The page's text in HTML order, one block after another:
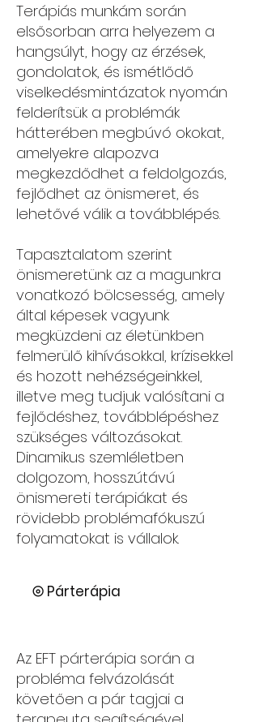
Terápiás munkám során
elsősorban arra helyezem a
hangsúlyt, hogy az érzések,
gondolatok, és ismétlődő
viselkedésmintázatok nyomán
felderítsük a problémák
hátterében megbúvó okokat,
amelyekre alapozva
megkezdődhet a feldolgozás,
fejlődhet az önismeret, és
lehetővé válik a továbblépés.
Tapasztalatom szerint
önismeretünk az a magunkra
vonatkozó bölcsesség, amely
által képesek vagyunk
megküzdeni az életünkben
felmerülő kihívásokkal, krízisekkel
és hozott nehézségeinkkel,
illetve meg tudjuk valósítani a
fejlődéshez, továbblépéshez
szükséges változásokat.
Dinamikus szemléletben
dolgozom, hosszútávú
önismereti terápiákat és
rövidebb problémafókuszú
folyamatokat is vállalok.
⦾ Párterápia
Az EFT párterápia során a
probléma felvázolását
követően a pár tagjai a